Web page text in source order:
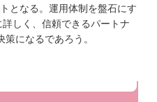
となる。運用体制を盤石にす
しく、信頼できるパートナ
になるであろう。